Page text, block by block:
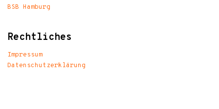
BSB Hamburg
Rechtliches
Impressum
Datenschutzerklärung